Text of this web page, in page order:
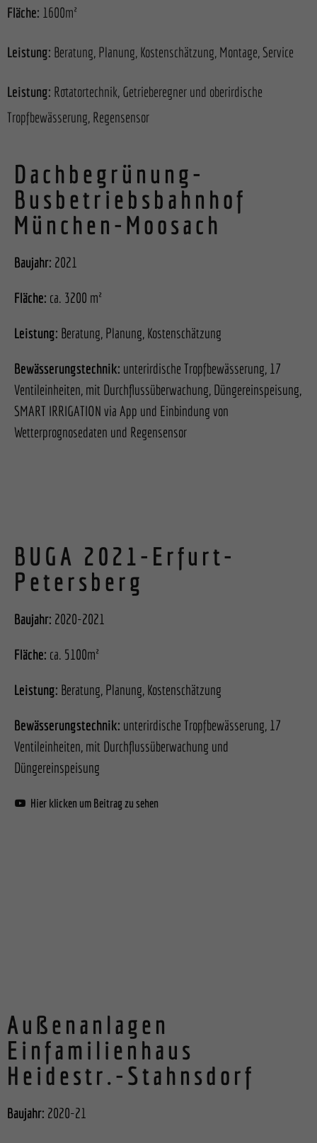
Fläche: 1600m²
Leistung: Beratung, Planung, Kostenschätzung, Montage, Service
Leistung: Rotatortechnik, Getrieberegner und oberirdische
Tropfbewässerung, Regensensor
Dachbegrünung-
Busbetriebsbahnhof
München-Moosach
Baujahr: 2021
Fläche: ca. 3200 m²
Leistung: Beratung, Planung, Kostenschätzung
Bewässerungstechnik: unterirdische Tropfbewässerung, 17
Ventileinheiten, mit Durchflussüberwachung, Düngereinspeisung,
SMART IRRIGATION via App und Einbindung von
Wetterprognosedaten und Regensensor
BUGA 2021-Erfurt-
Petersberg
Baujahr: 2020-2021
Fläche: ca. 5100m²
Leistung: Beratung, Planung, Kostenschätzung
Bewässerungstechnik: unterirdische Tropfbewässerung, 17
Ventileinheiten, mit Durchflussüberwachung und
Düngereinspeisung
Hier klicken um Beitrag zu sehen
Außenanlagen
Einfamilienhaus
Heidestr.-Stahnsdorf
Baujahr: 2020-21